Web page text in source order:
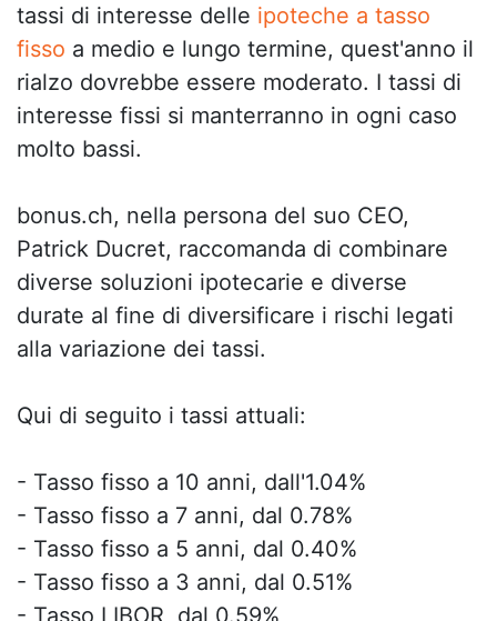
tassi di interesse delle ipoteche a tasso
fisso a medio e lungo termine, quest'anno il
rialzo dovrebbe essere moderato. I tassi di
interesse fissi si manterranno in ogni caso
molto bassi.
bonus.ch, nella persona del suo CEO,
Patrick Ducret, raccomanda di combinare
diverse soluzioni ipotecarie e diverse
durate al fine di diversificare i rischi legati
alla variazione dei tassi.
Qui di seguito i tassi attuali:
- Tasso fisso a 10 anni, dall'1.04%
- Tasso fisso a 7 anni, dal 0.78%
- Tasso fisso a 5 anni, dal 0.40%
- Tasso fisso a 3 anni, dal 0.51%
- Tasso LIBOR, dal 0.59%